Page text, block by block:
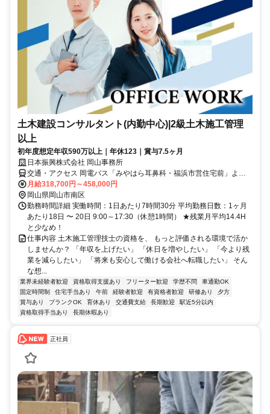
土木建設コンサルタント(内勤中心)|2級土木施工管理
以上
初年度想定年収590万以上｜年休123｜賞与7.5ヶ月
日本振興株式会社 岡山事務所
交通・アクセス 岡電バス「みやはら耳鼻科・福浜市営住宅前」より
徒歩約3分
月給318,700円～458,000円
岡山県岡山市南区
勤務時間詳細 実働時間：1日あたり7時間30分 平均勤務日数：1ヶ月
あたり18日 〜 20日 9:00～17:30（休憩1時間） ★残業月平均14.4H
と少なめ！
仕事内容 土木施工管理技士の資格を、 もっと評価される環境で活か
しませんか？ 「年収を上げたい」 「休日を増やしたい」 「今より残
業を減らしたい」 「将来も安心して働ける会社へ転職したい」 そん
な想...
業界未経験者歓迎 資格取得支援あり フリーター歓迎 学歴不問
車通勤OK
固定時間制
住宅手当あり 午前 経験者歓迎 有資格者歓迎 研修あり
夕方
賞与あり
ブランクOK 育休あり 交通費支給 長期歓迎
駅近5分以内
資格取得手当あり
長期休暇あり
正社員